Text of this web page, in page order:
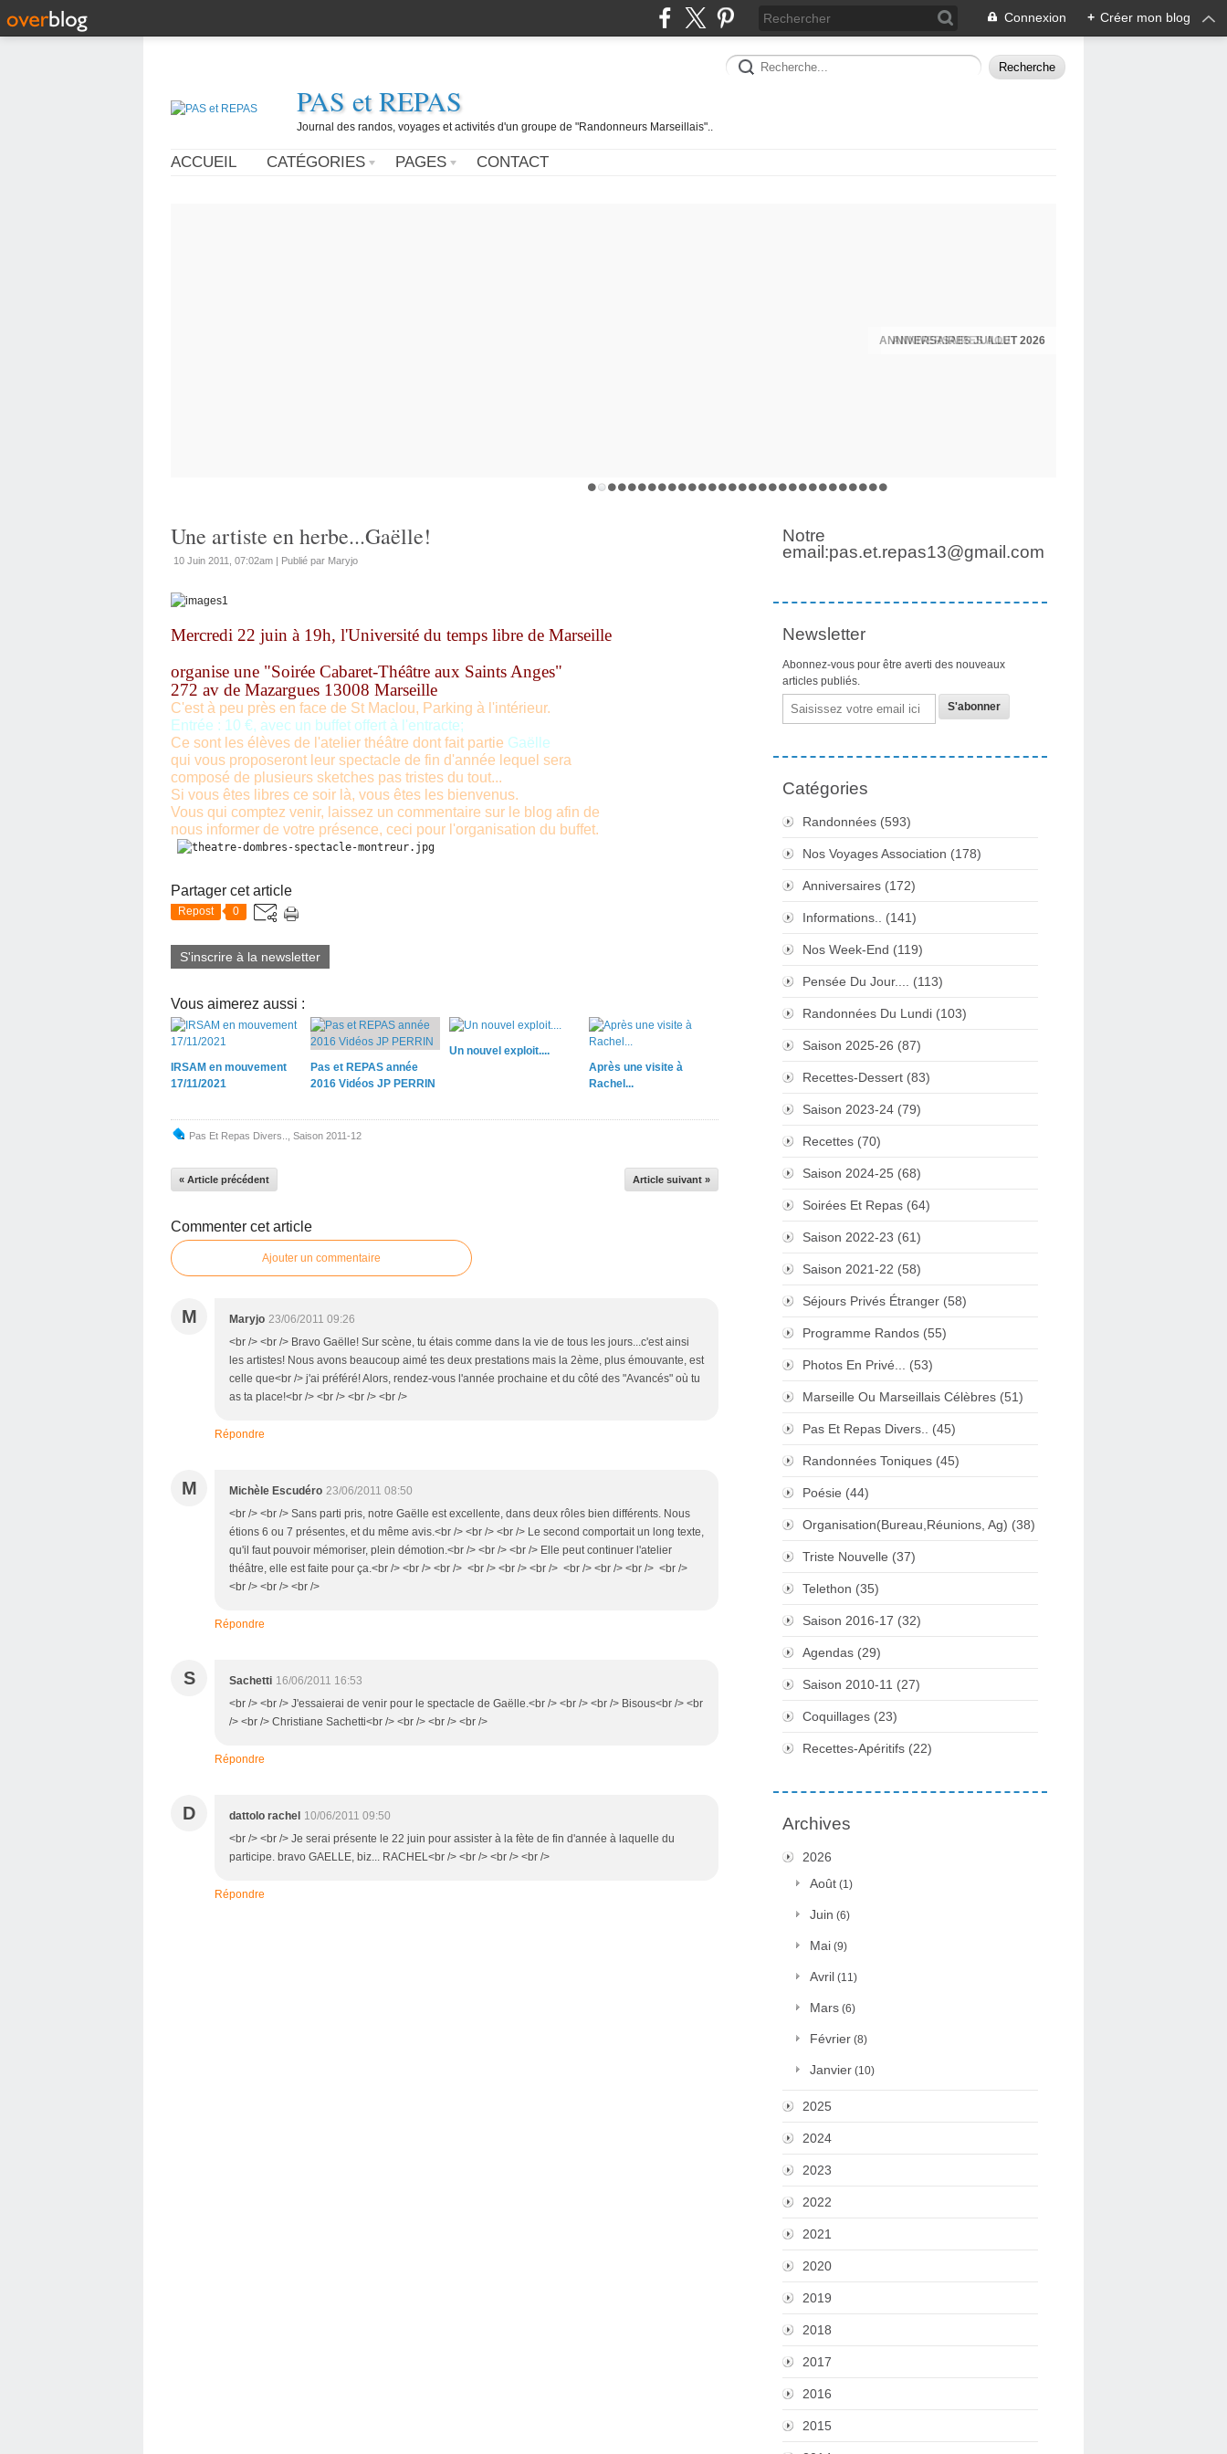
Connexion + Créer mon blog
PAS et REPAS
Journal des randos, voyages et activités d'un groupe de "Randonneurs Marseillais"..
ACCUEIL CATÉGORIES PAGES CONTACT
ANNIVERSAIRES JUILLET 2026
Une artiste en herbe...Gaëlle!
10 Juin 2011, 07:02am | Publié par Maryjo
Mercredi 22 juin à 19h, l'Université du temps libre de Marseille
organise une "Soirée Cabaret-Théâtre aux Saints Anges"
272 av de Mazargues 13008 Marseille
C'est à peu près en face de St Maclou, Parking à l'intérieur.
Entrée : 10 €, avec un buffet offert à l'entracte;
Ce sont les élèves de l'atelier théâtre dont fait partie Gaëlle
qui vous proposeront leur spectacle de fin d'année lequel sera
composé de plusieurs sketches pas tristes du tout...
Si vous êtes libres ce soir là, vous êtes les bienvenus.
Vous qui comptez venir, laissez un commentaire sur le blog afin de
nous informer de votre présence, ceci pour l'organisation du buffet.
Partager cet article
Repost 0
S'inscrire à la newsletter
Vous aimerez aussi :
IRSAM en mouvement
17/11/2021
Pas et REPAS année
2016 Vidéos JP PERRIN
Un nouvel exploit....
Après une visite à
Rachel...
Pas Et Repas Divers.. Saison 2011-12
« Article précédent Article suivant »
Commenter cet article
Ajouter un commentaire
M Maryjo 23/06/2011 09:26
<br /> <br /> Bravo Gaëlle! Sur scène, tu étais comme dans la vie de tous les jours...c'est ainsi
les artistes! Nous avons beaucoup aimé tes deux prestations mais la 2ème, plus émouvante, est
celle que<br /> j'ai préféré! Alors, rendez-vous l'année prochaine et du côté des "Avancés" où tu
as ta place!<br /> <br /> <br /> <br />
Répondre
M Michèle Escudéro 23/06/2011 08:50
<br /> <br /> Sans parti pris, notre Gaëlle est excellente, dans deux rôles bien différents. Nous
étions 6 ou 7 présentes, et du même avis.<br /> <br /> <br /> Le second comportait un long texte,
qu'il faut pouvoir mémoriser, plein démotion.<br /> <br /> <br /> Elle peut continuer l'atelier
théâtre, elle est faite pour ça.<br /> <br /> <br /> <br /> <br /> <br /> <br /> <br /> <br /> <br />
<br /> <br /> <br />
Répondre
S Sachetti 16/06/2011 16:53
<br /> <br /> J'essaierai de venir pour le spectacle de Gaëlle.<br /> <br /> <br /> Bisous<br /> <br
/> <br /> Christiane Sachetti<br /> <br /> <br /> <br />
Répondre
D dattolo rachel 10/06/2011 09:50
<br /> <br /> Je serai présente le 22 juin pour assister à la fète de fin d'année à laquelle du
participe. bravo GAELLE, biz... RACHEL<br /> <br /> <br /> <br />
Répondre
Notre
email:pas.et.repas13@gmail.com
Newsletter
Abonnez-vous pour être averti des nouveaux
articles publiés.
Email
Catégories
Randonnées (593)
Nos Voyages Association (178)
Anniversaires (172)
Informations.. (141)
Nos Week-End (119)
Pensée Du Jour.... (113)
Randonnées Du Lundi (103)
Saison 2025-26 (87)
Recettes-Dessert (83)
Saison 2023-24 (79)
Recettes (70)
Saison 2024-25 (68)
Soirées Et Repas (64)
Saison 2022-23 (61)
Saison 2021-22 (58)
Séjours Privés Étranger (58)
Programme Randos (55)
Photos En Privé... (53)
Marseille Ou Marseillais Célèbres (51)
Pas Et Repas Divers.. (45)
Randonnées Toniques (45)
Poésie (44)
Organisation(Bureau,Réunions, Ag) (38)
Triste Nouvelle (37)
Telethon (35)
Saison 2016-17 (32)
Agendas (29)
Saison 2010-11 (27)
Coquillages (23)
Recettes-Apéritifs (22)
Archives
2026
Août (1)
Juin (6)
Mai (9)
Avril (11)
Mars (6)
Février (8)
Janvier (10)
2025
2024
2023
2022
2021
2020
2019
2018
2017
2016
2015